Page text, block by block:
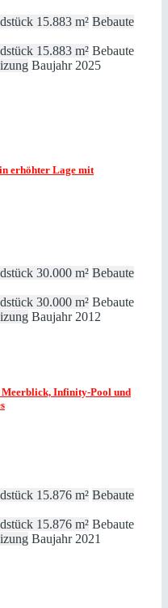
15.883 m² Bebaute
15.883 m² Bebaute
Baujahr 2025
erhöhter Lage mit
30.000 m² Bebaute
30.000 m² Bebaute
Baujahr 2012
Infinity‑Pool und
15.876 m² Bebaute
15.876 m² Bebaute
Baujahr 2021